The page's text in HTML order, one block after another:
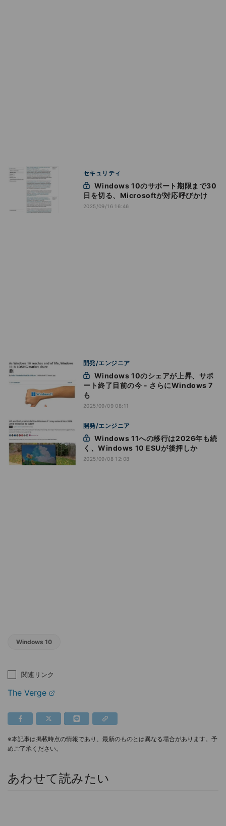
セキュリティ
日を切る、Microsoftが対応呼びかけ
2025/09/16 16:46
開発/エンジニア
ート終了目前の今 - さらにWindows 7
も
2025/09/09 08:11
開発/エンジニア
く、Windows 10 ESUが後押しか
2025/09/08 12:08
Windows 10
関連リンク
The Verge
※本記事は掲載時点の情報であり、最新のものとは異なる場合があります。予
めご了承ください。
あわせて読みたい